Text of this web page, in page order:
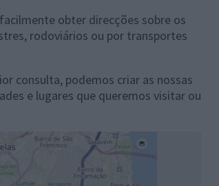
obter direcções sobre os
rodoviários ou por transportes
consulta, podemos criar as nossas
e lugares que queremos visitar ou